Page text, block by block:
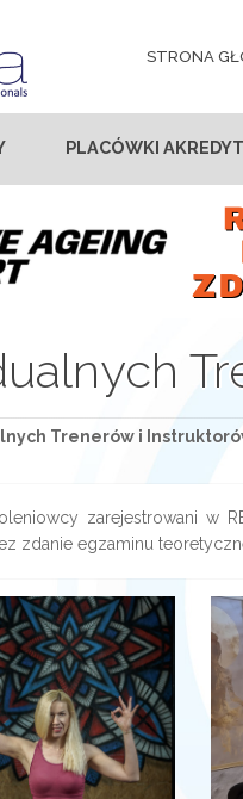
STRONA
PLACÓWKI
Trenerów i
zarejestrowani w
zdanie egzaminu